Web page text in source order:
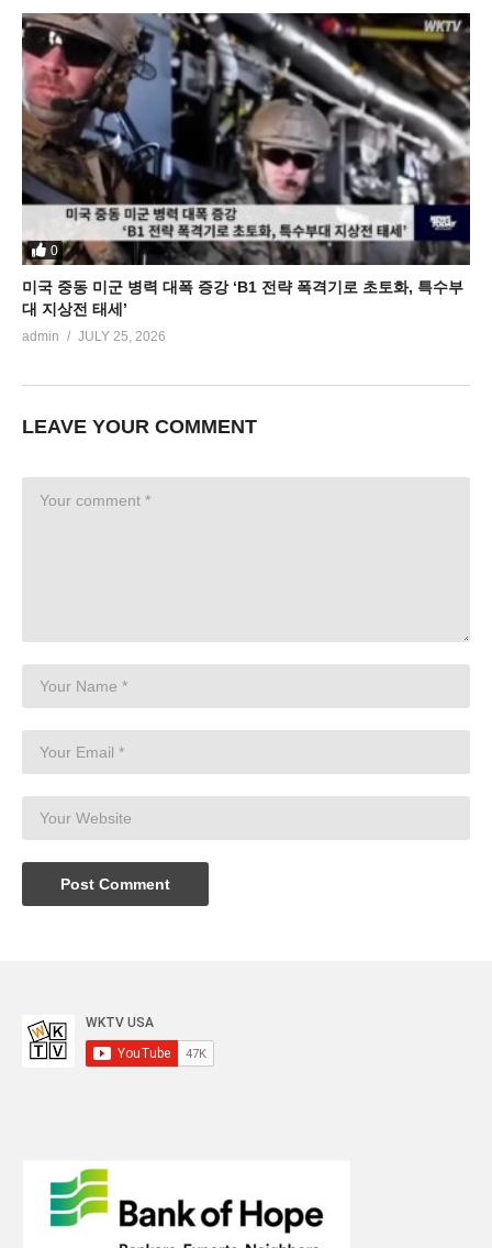
0
미국 중동 미군 병력 대폭 증강 ‘B1 전략 폭격기로 초토화, 특수부
대 지상전 태세’
admin JULY 25, 2026
LEAVE YOUR COMMENT